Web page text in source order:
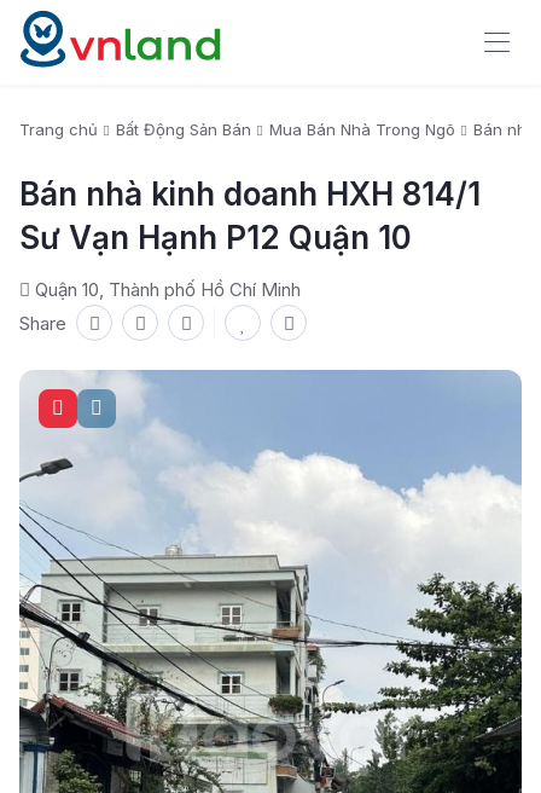
Trang chủ Bất Động Sản Bán Mua Bán Nhà Trong Ngõ Bán nhà
Bán nhà kinh doanh HXH 814/1
Sư Vạn Hạnh P12 Quận 10
Quận 10, Thành phố Hồ Chí Minh
Share